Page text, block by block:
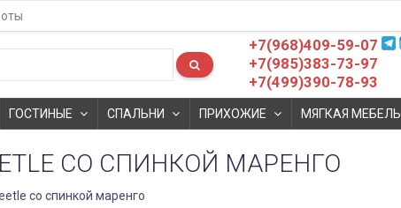
+7(968)409-59-07
+7(985)383-73-97
+7(499)390-78-93
ГОСТИНЫЕ СПАЛЬНИ ПРИХОЖИЕ МЯГКАЯ МЕБЕЛЬ
СО СПИНКОЙ МАРЕНГО
со спинкой маренго